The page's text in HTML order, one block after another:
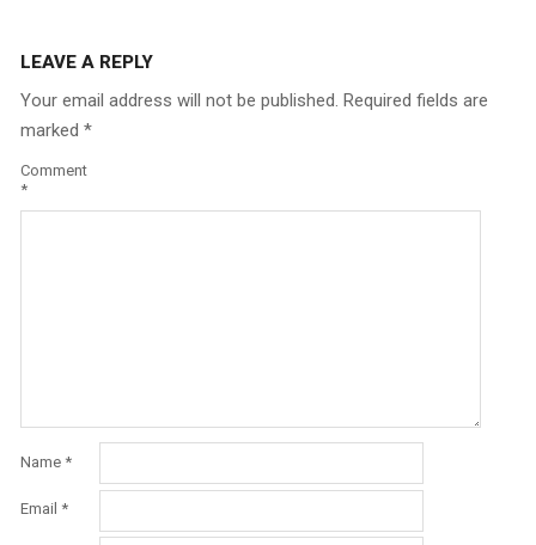
LEAVE A REPLY
Your email address will not be published. Required fields are
marked *
Comment
*
Name *
Email *